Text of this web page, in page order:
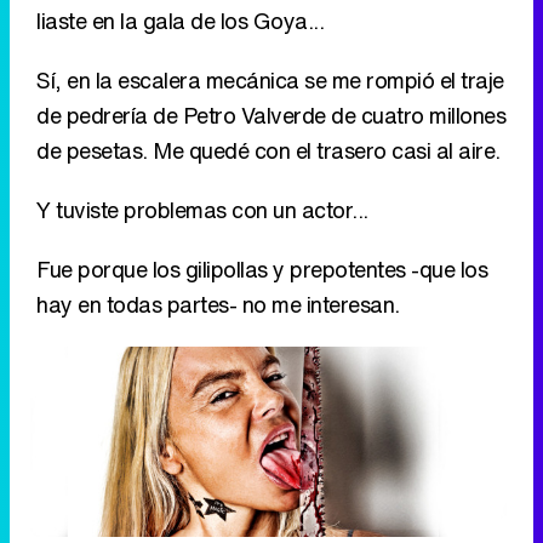
Y tuviste problemas con un actor...
Fue porque los gilipollas y prepotentes -que los
hay en todas partes- no me interesan.
¿Patentaste frases como "¿Tú qué eres, buitre o
palomi?" y "Okey, Mackey"?
No tengo la patente, y eso que las inventé yo. La